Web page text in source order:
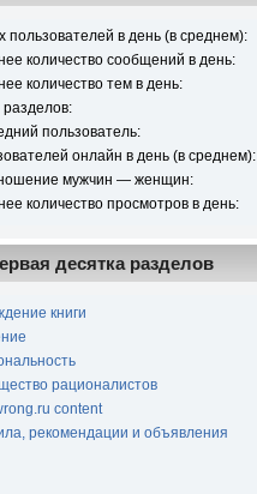
пользователей в день (в среднем):
количество сообщений в день:
количество тем в день:
разделов:
пользователь:
онлайн в день (в среднем):
мужчин — женщин:
количество просмотров в день:
десятка разделов
книги
рационалистов
content
рекомендации и объявления